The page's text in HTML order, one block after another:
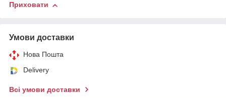
Приховати
Умови доставки
Нова Пошта
Delivery
Всі умови доставки